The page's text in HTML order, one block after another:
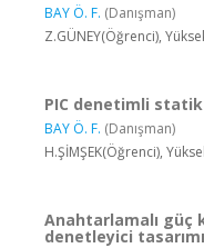
BAY Ö. F. (Danışman)
Z.GÜNEY(Öğrenci),
PIC denetimli
BAY Ö. F. (Danışman)
H.ŞİMŞEK(Öğrenci),
Anahtarlamalı güç
denetleyici tasarımı